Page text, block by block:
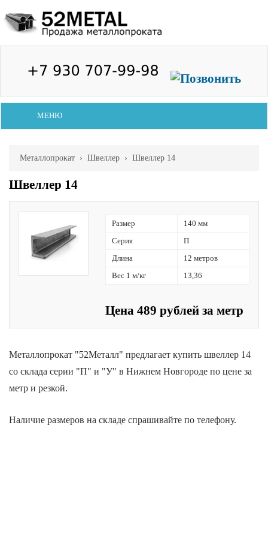
МЕНЮ
Металлопрокат › Швеллер › Швеллер 14
Швеллер 14
Размер 140 мм
Серия П
Длина 12 метров
Вес 1 м/кг 13,36
Цена 489 рублей за метр
Металлопрокат "52Металл" предлагает купить швеллер 14
со склада серии "П" и "У" в Нижнем Новгороде по цене за
метр и резкой.
Наличие размеров на складе спрашивайте по телефону.